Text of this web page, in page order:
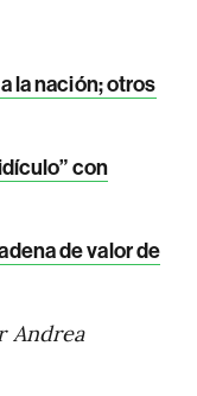
la nación; otros
con
de valor de
Andrea